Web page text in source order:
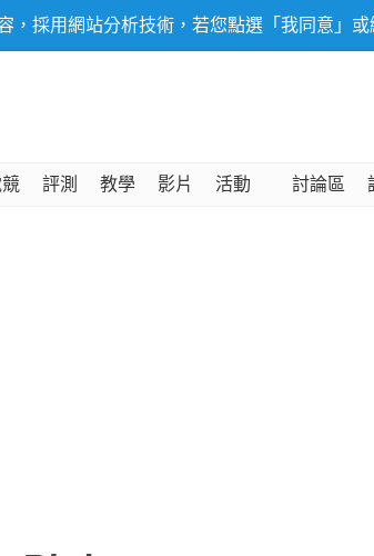
，採用網站分析技術，若您點選「我同意」
評測 教學 影片 活動 討論區